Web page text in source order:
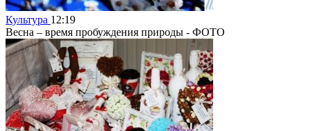
Культура 12:19
Весна – время пробуждения природы - ФОТО